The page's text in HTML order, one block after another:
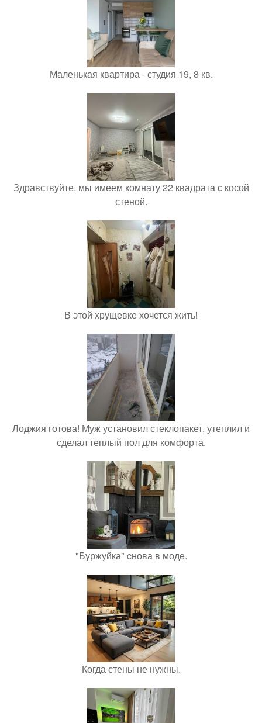
Маленькая квартира - студия 19, 8 кв.
Здравствуйте, мы имеем комнату 22 квадрата с косой
стеной.
В этой хрущевке хочется жить!
Лоджия готова! Муж установил стеклопакет, утеплил и
сделал теплый пол для комфорта.
"Буржуйка" cнова в моде.
Когда стены не нужны.